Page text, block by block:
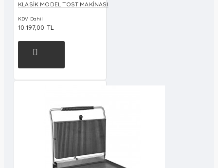
KLASİK MODEL TOST MAKİNASI
KDV Dahil
10.197,00 TL